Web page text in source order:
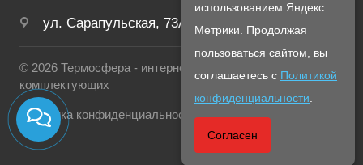
ул. Сарапульская, 73А
© 2026 Термосфера - интернет магазин печей и
комплектующих
Политика конфиденциальности
использованием Яндекс
Метрики. Продолжая
пользоваться сайтом, вы
соглашаетесь с Политикой
конфиденциальности
Согласен